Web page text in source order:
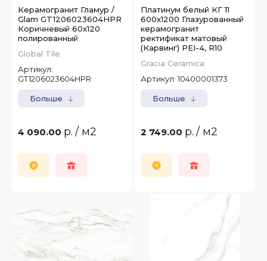
Керамогранит Гламур /
Glam GT1206023604HPR
Коричневый 60x120
полированный
Global Tile
Артикул:
GT1206023604HPR
Больше
4 090.00 р. / м2
Платинум белый КГ 11
600х1200 Глазурованный
керамогранит
ректификат матовый
(Карвинг) PEI-4, R10
Gracia Ceramica
Артикул:10400001373
Больше
2 749.00 р. / м2